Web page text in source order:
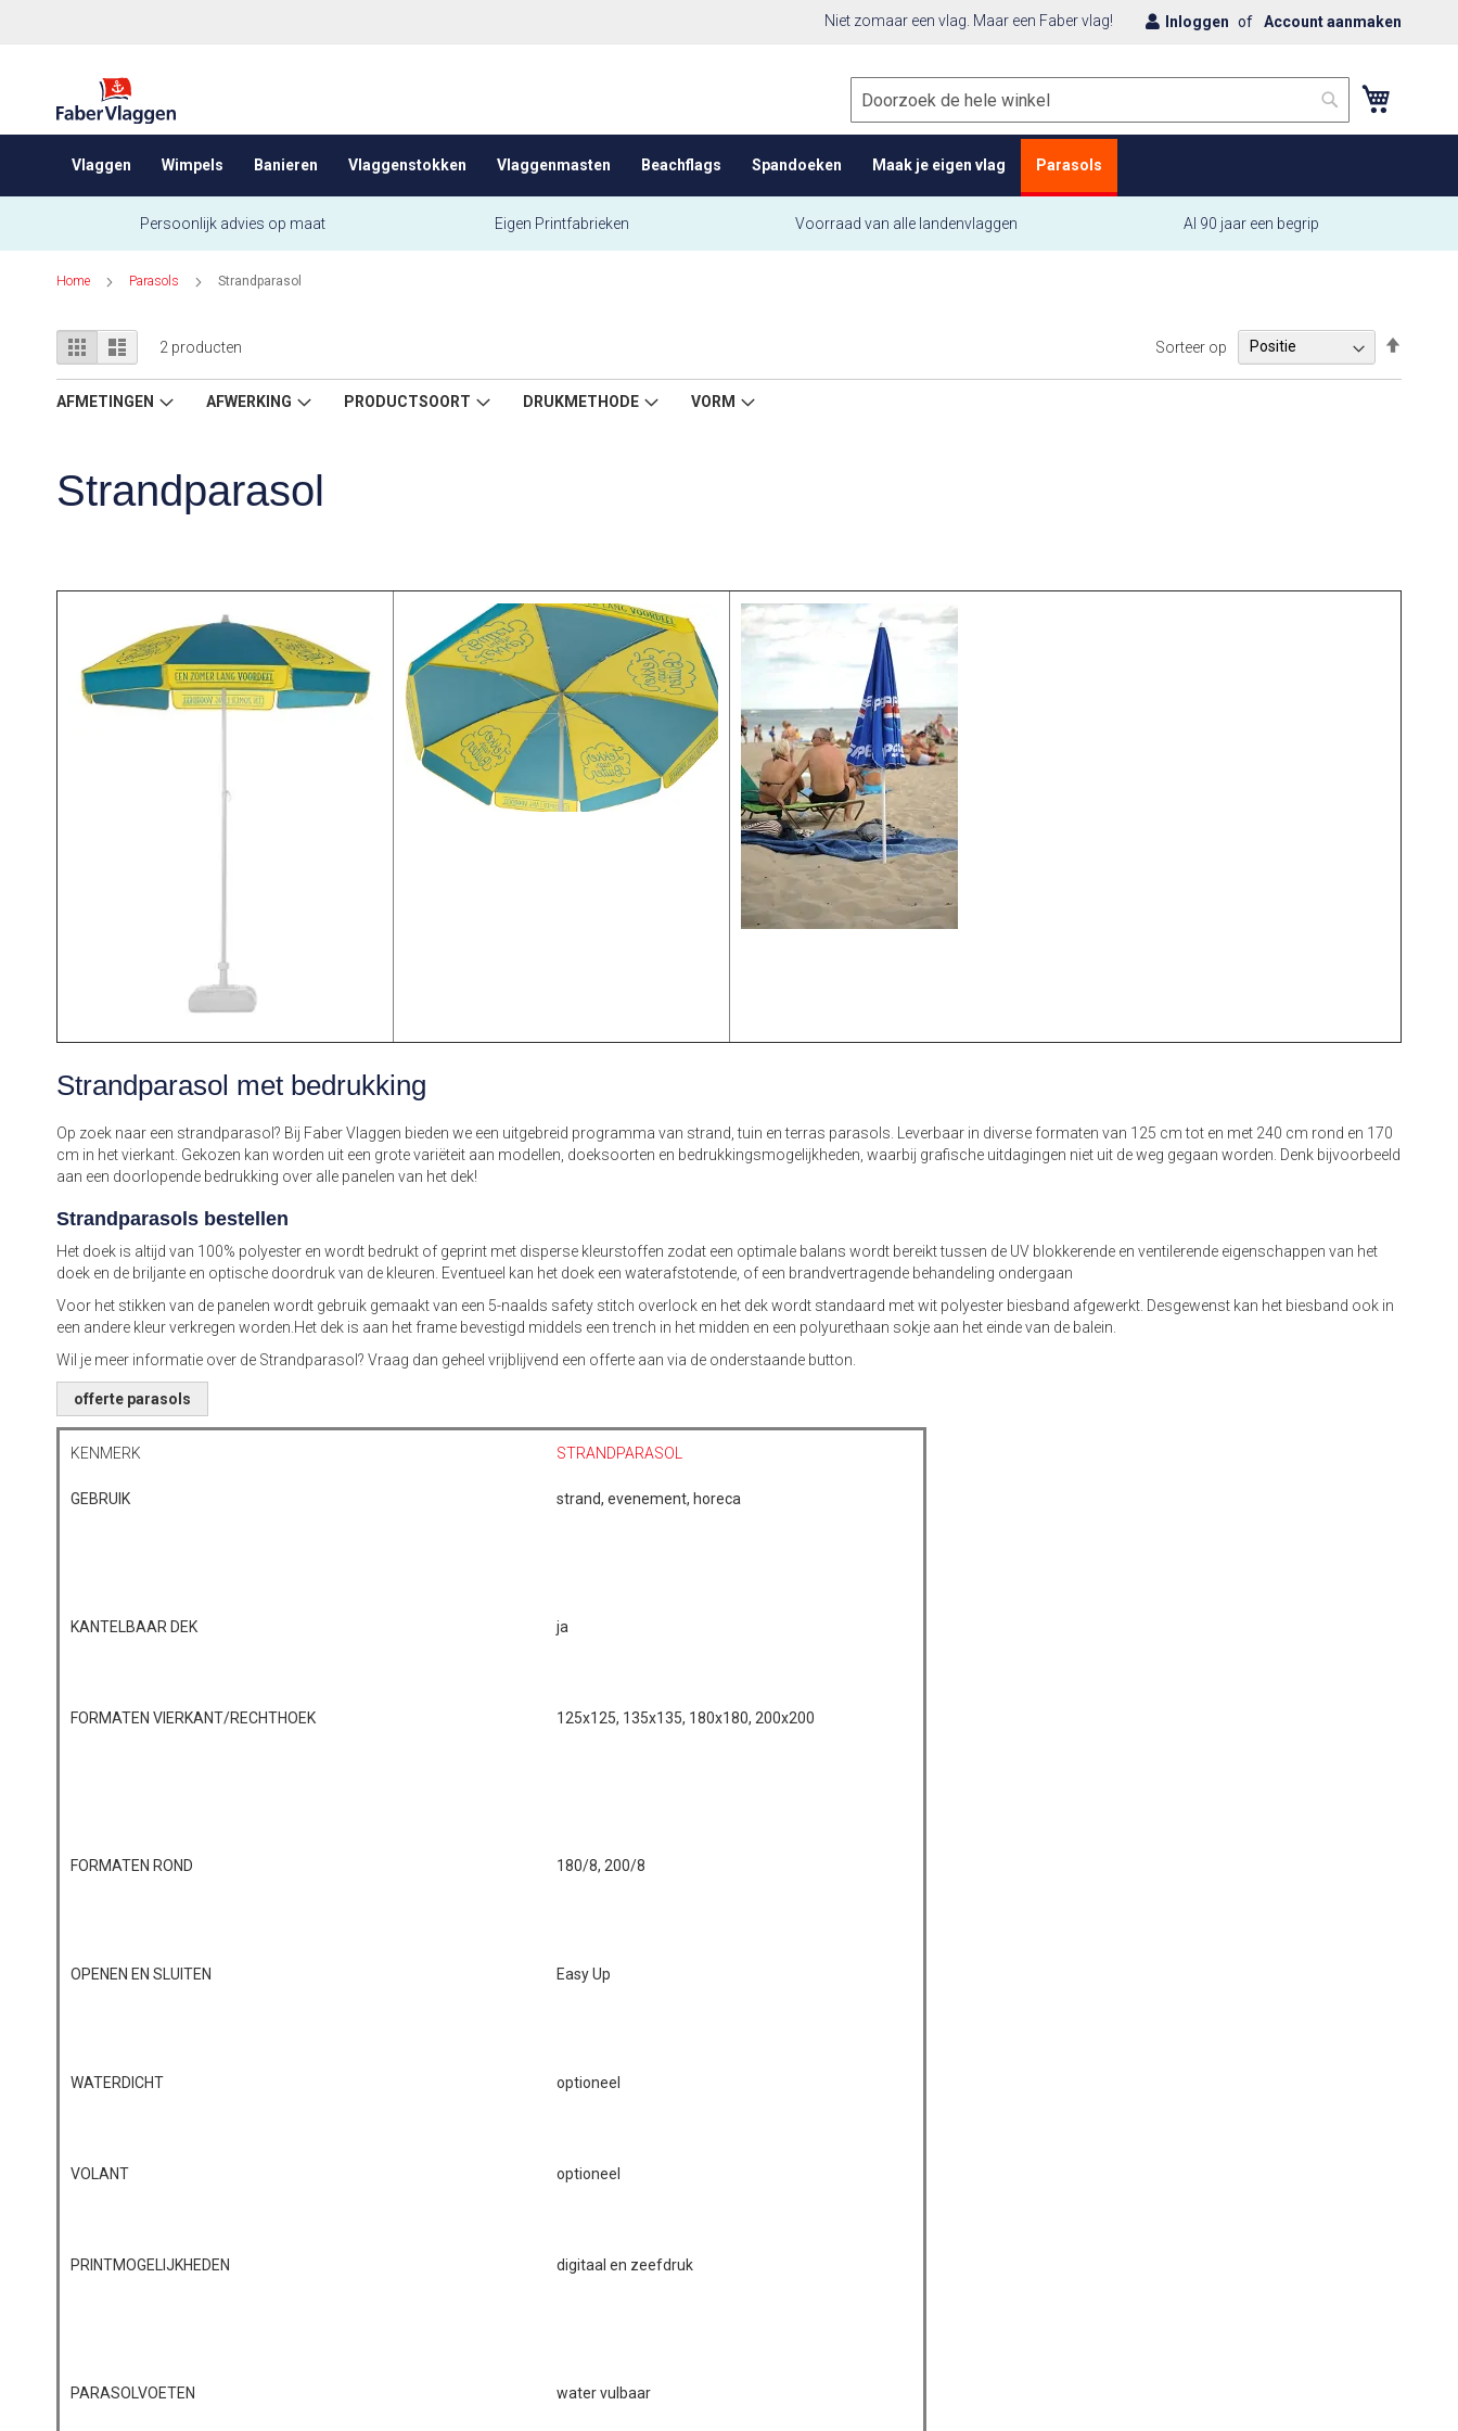
inhoud
Niet zomaar een vlag. Maar een Faber vlag! Inloggen Account aanmaken
Zoek
Vlaggen Wimpels Banieren Vlaggenstokken Vlaggenmasten Beachflags Spandoeken Maak je eigen vlag Parasols
Persoonlijk advies op maat Eigen Printfabrieken Voorraad van alle landenvlaggen Al 90 jaar een begrip
Home Parasols Strandparasol
AFMETINGEN AFWERKING PRODUCTSOORT DRUKMETHODE VORM
Strandparasol
Strandparasol met bedrukking
Op zoek naar een strandparasol? Bij Faber Vlaggen bieden we een uitgebreid programma van strand, tuin en terras parasols. Leverbaar in diverse formaten van 125 cm tot en met 240 cm rond en 170
cm in het vierkant. Gekozen kan worden uit een grote variëteit aan modellen, doeksoorten en bedrukkingsmogelijkheden, waarbij grafische uitdagingen niet uit de weg gegaan worden. Denk bijvoorbeeld
aan een doorlopende bedrukking over alle panelen van het dek!
Strandparasols bestellen
Het doek is altijd van 100% polyester en wordt bedrukt of geprint met disperse kleurstoffen zodat een optimale balans wordt bereikt tussen de UV blokkerende en ventilerende eigenschappen van het
doek en de briljante en optische doordruk van de kleuren. Eventueel kan het doek een waterafstotende, of een brandvertragende behandeling ondergaan
Voor het stikken van de panelen wordt gebruik gemaakt van een 5-naalds safety stitch overlock en het dek wordt standaard met wit polyester biesband afgewerkt. Desgewenst kan het biesband ook in
een andere kleur verkregen worden.Het dek is aan het frame bevestigd middels een trench in het midden en een polyurethaan sokje aan het einde van de balein.
Wil je meer informatie over de Strandparasol? Vraag dan geheel vrijblijvend een offerte aan via de onderstaande button.
offerte parasols
KENMERK STRANDPARASOL
GEBRUIK strand, evenement, horeca
KANTELBAAR DEK ja
FORMATEN VIERKANT/RECHTHOEK 125x125, 135x135, 180x180, 200x200
FORMATEN ROND 180/8, 200/8
OPENEN EN SLUITEN Easy Up
WATERDICHT optioneel
VOLANT optioneel
PRINTMOGELIJKHEDEN digitaal en zeefdruk
PARASOLVOETEN water vulbaar
Tonen
als
Foto-
tabel
Lijst 2 producten Sorteer op